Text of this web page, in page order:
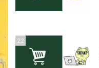
22